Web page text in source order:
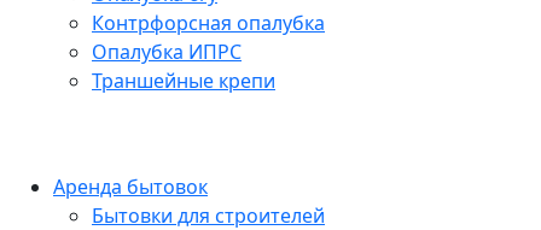
Контрфорсная опалубка
Опалубка ИПРС
Траншейные крепи
Аренда бытовок
Бытовки для строителей